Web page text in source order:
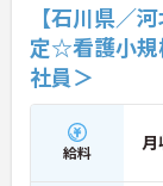
【石川県／
定☆看護小規
社員＞
給料 月